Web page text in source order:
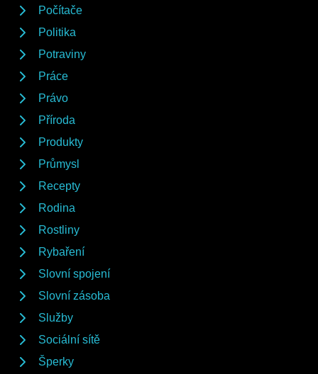
Počítače
Politika
Potraviny
Práce
Právo
Příroda
Produkty
Průmysl
Recepty
Rodina
Rostliny
Rybaření
Slovní spojení
Slovní zásoba
Služby
Sociální sítě
Šperky